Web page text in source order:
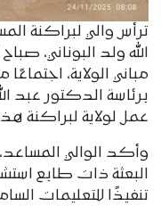
ترأس والي لبراكنة
الله ولد البوناني،
مباني الولاية،
برئاسة الدكتور عبد
عمل لولاية لبراكنة
وأكد الوالي
البعثة ذات طابع
تنفيذًا للتعليمات